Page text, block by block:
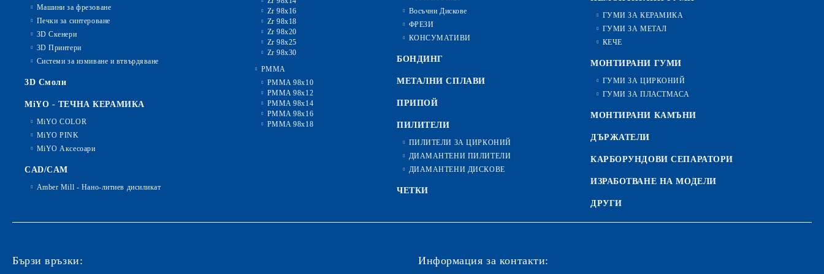
Машини за фрезоване
Печки за синтероване
3D Скенери
3D Принтери
Системи за измиване и втвърдяване
3D Смоли
MiYO - ТЕЧНА КЕРАМИКА
MiYO COLOR
MiYO PINK
MiYO Аксесоари
CAD/CAM
Amber Mill - Нано-литиев дисиликат
Zr 98x16
Zr 98x18
Zr 98x20
Zr 98x25
Zr 98x30
PMMA
PMMA 98x10
PMMA 98x12
PMMA 98x14
PMMA 98x16
PMMA 98x18
Восъчни Дискове
ФРЕЗИ
КОНСУМАТИВИ
БОНДИНГ
МЕТАЛНИ СПЛАВИ
ПРИПОЙ
ПИЛИТЕЛИ
ПИЛИТЕЛИ ЗА ЦИРКОНИЙ
ДИАМАНТЕНИ ПИЛИТЕЛИ
ДИАМАНТЕНИ ДИСКОВЕ
ЧЕТКИ
ГУМИ ЗА КЕРАМИКА
ГУМИ ЗА МЕТАЛ
КЕЧЕ
МОНТИРАНИ ГУМИ
ГУМИ ЗА ЦИРКОНИЙ
ГУМИ ЗА ПЛАСТМАСА
МОНТИРАНИ КАМЪНИ
ДЪРЖАТЕЛИ
КАРБОРУНДОВИ СЕПАРАТОРИ
ИЗРАБОТВАНЕ НА МОДЕЛИ
ДРУГИ
Бързи връзки: Информация за контакти: